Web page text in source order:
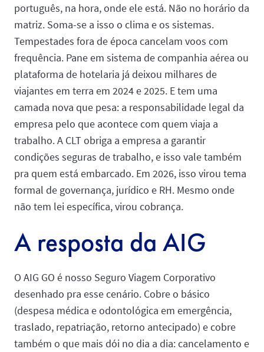
português, na hora, onde ele está. Não no horário da
matriz. Soma-se a isso o clima e os sistemas.
Tempestades fora de época cancelam voos com
frequência. Pane em sistema de companhia aérea ou
plataforma de hotelaria já deixou milhares de
viajantes em terra em 2024 e 2025. E tem uma
camada nova que pesa: a responsabilidade legal da
empresa pelo que acontece com quem viaja a
trabalho. A CLT obriga a empresa a garantir
condições seguras de trabalho, e isso vale também
pra quem está embarcado. Em 2026, isso virou tema
formal de governança, jurídico e RH. Mesmo onde
não tem lei específica, virou cobrança.
A resposta da AIG
O AIG GO é nosso Seguro Viagem Corporativo
desenhado pra esse cenário. Cobre o básico
(despesa médica e odontológica em emergência,
traslado, repatriação, retorno antecipado) e cobre
também o que mais dói no dia a dia: cancelamento e